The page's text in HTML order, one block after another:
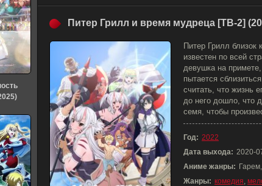
Питер Грилл и время мудреца [ТВ-2]
Питер Грилл близок
известен по всей
девушка на
пытается
считать, что жизнь
до него дошло, что
семя, чтобы
Год: 2022
Дата выхода: 2020-
Аниме жанры:
Жанры: комедия,